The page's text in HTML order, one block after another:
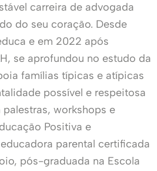
carreira de advogada
do seu coração. Desde
e em 2022 após
se aprofundou no estudo da
famílias típicas e atípicas
possível e respeitosa
workshops e
Positiva e
parental certificada
pós-graduada na Escola